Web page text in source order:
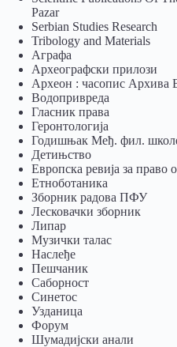
Pazar
Serbian Studies Research
Tribology and Materials
Аграфа
Археографски прилози
Археон : часопис Архива
Водопривреда
Гласник права
Геронтологија
Годишњак Међ. фил.
Детињство
Европска ревија за право
Eтноботаника
Зборник радова ПФУ
Лесковачки зборник
Липар
Музички талас
Наслеђе
Пешчаник
Саборност
Синетос
Узданица
Форум
Шумадијски анали